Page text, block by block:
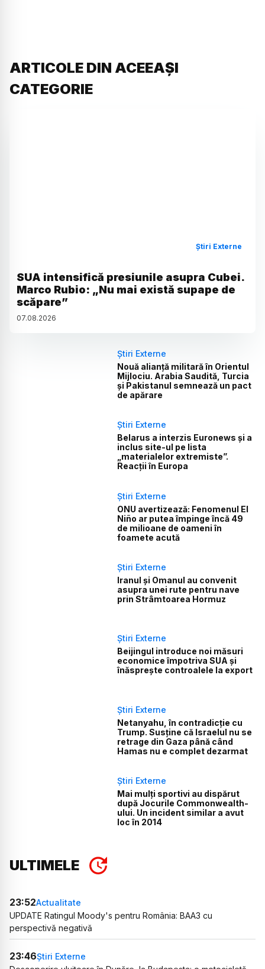
ARTICOLE DIN ACEEAȘI
CATEGORIE
Știri Externe
SUA intensifică presiunile asupra Cubei.
Marco Rubio: „Nu mai există supape de
scăpare”
07.08.2026
Știri Externe
Nouă alianță militară în Orientul
Mijlociu. Arabia Saudită, Turcia
și Pakistanul semnează un pact
de apărare
Știri Externe
Belarus a interzis Euronews și a
inclus site-ul pe lista
„materialelor extremiste”.
Reacții în Europa
Știri Externe
ONU avertizează: Fenomenul El
Niño ar putea împinge încă 49
de milioane de oameni în
foamete acută
Știri Externe
Iranul și Omanul au convenit
asupra unei rute pentru nave
prin Strâmtoarea Hormuz
Știri Externe
Beijingul introduce noi măsuri
economice împotriva SUA și
înăsprește controalele la export
Știri Externe
Netanyahu, în contradicție cu
Trump. Susține că Israelul nu se
retrage din Gaza până când
Hamas nu e complet dezarmat
Știri Externe
Mai mulți sportivi au dispărut
după Jocurile Commonwealth-
ului. Un incident similar a avut
loc în 2014
ULTIMELE
23:52Actualitate
UPDATE Ratingul Moody's pentru România: BAA3 cu
perspectivă negativă
23:46Știri Externe